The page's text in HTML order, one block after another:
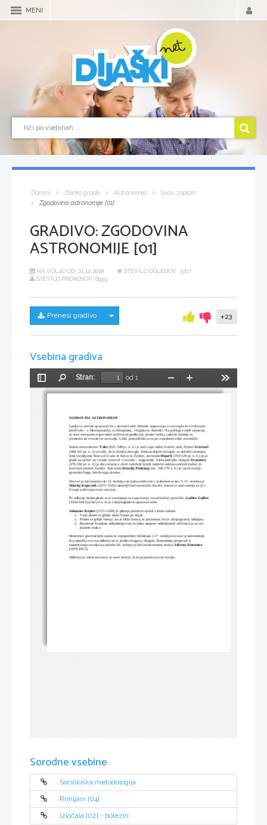
MENI
Domov Zbirka gradiv Astronomija
Snov, zapiski
Zgodovina astronomije [01]
GRADIVO:ZGODOVINA
ASTRONOMIJE [01]
NA VOLJO OD: 21.12.2018
ŠTEVILO OGLEDOV: 3207
ŠTEVILO PRENOSOV: 6959
Prenesi gradivo Skrij/prikaži meni +23
Vsebina gradiva
Preklopi
stransko
Stran:
od 1
Pomanjšaj
ZGODOVINA ASTRONOMIJE
Ljudje so zvezde opazovali že v davnih časih. Metode opazovanja so razvijale že civilizacije
pred Grki – v Mezopotamiji, na Kitajskem, v Egiptu in Ameriki. Na podlagi svojih spoznanj
so stari astronomi napovedali različne dogodke (na primer mrke), izdelali koledar in
poimenovali zvezde ter ozvezdja. Grški pomorščaki so se po zvezdnem nebu orientirali.
Jonski naravoslovec Tales (625-548 pr. n. š.) je znal napovedati Sončev mrk, filozof Aristotel
(384-322 pr. n. š.) je trdil, da je Zemlja okrogla. Aleksandrijski učenjaki so določili razmerje
med razdaljama Sonca do Lune in Sonca in Zemlje, astronom Hiparh (190-120 pr. n. š.) pa je
glede na njihov sij zvezde razvrstil v razrede – magnitude. Aleksandrijski učenjak Eratosten
(276-194 pr. n. š.) je dal sočasno v dveh različnih krajih izmeriti naklon sončnih žarkov in
izračunal premer Zemlje. Astronom Klavdij Ptolemaj (ok. 100-170 n. š.) je razvil teorijo
geocentričnega Sončevega sistema.
Nato se je astronomija do 12. stoletja razvijala predvsem v arabskem svetu. V 15. stoletju je
Nikolaj Kopernik (1473-1543) utemeljil heliocentrični Sončev sistem in astronomija se je v
Evropi začela ponovno razvijati.
Po odkritju daljnogleda se je zanimanje za opazovanje zvezd močno povečalo. Galileo Galilei
(1564-1642) je bil prvi, ki je z daljnogledom opazoval nebo.
Johannes Kepler (1571-1630) je gibanje planetov opisal s tremi zakoni:
1.
Vsak planet se giblje okoli Sonca po elipsi.
2.
Planet se giblje hitreje, ko je bliže Soncu, in počasneje, ko je od njega bolj oddaljen.
3.
Razmerje kvadrata obhodnega časa in kuba njegove oddaljenosti od Sonca je za vse
planete enako.
Newtonov gravitacijski zakon in izpopolnitev teleskopa v 17. stoletju sta razvoj astronomije
še pospešila in nova odkritja so si sledila drugo za drugim. Pomemben prispevek k
razumevanju vesolja na začetku 20. stoletja je bila relativnostna teorija Alberta Einsteina
(1879-1955).
Odkritja so zahtevala nove in nove teorije, ki bi pojasnile razvoj vesolja.
Sorodne vsebine
Sociološka metodologija
Rimljani [04]
Izločala [02] - bolezni